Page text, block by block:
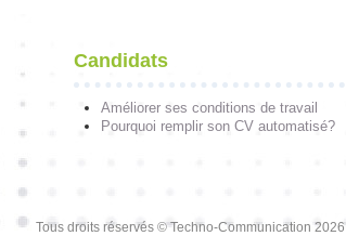
Candidats
Améliorer ses conditions de travail
Pourquoi remplir son CV automatisé?
Tous droits réservés © Techno-Communication 2026